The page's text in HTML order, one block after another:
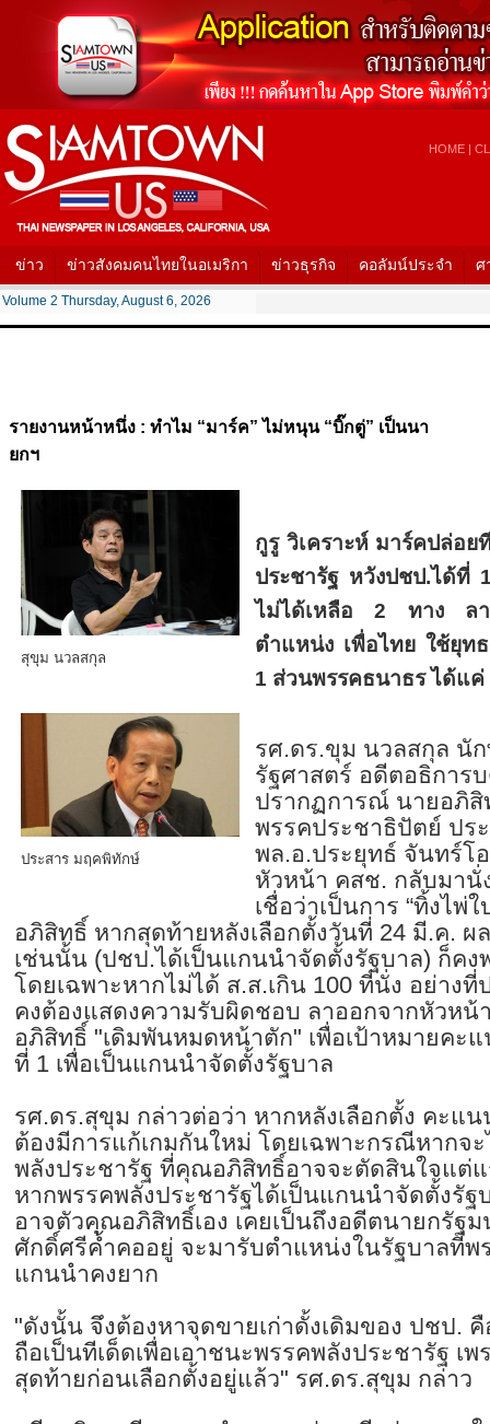
HOME |
ข่าว ข่าวสังคมคนไทยในอเมริกา ข่าวธุรกิจ คอลัมน์ประจำ ศ
Volume 2 Thursday, August 6, 2026
รายงานหน้าหนึ่ง : ทำไม “มาร์ค” ไม่หนุน “บิ๊กตู่” เป็นนา
ยกฯ
สุขุม นวลสกุล
ประสาร มฤคพิทักษ์
กูรู วิเคราะห์ มาร์คปล่อ
ประชารัฐ หวังปชป.ได้ที่
ไม่ได้เหลือ 2 ทาง ลา
ตำแหน่ง เพื่อไทย ใช้ยุท
1 ส่วนพรรคธนาธร ได้แ
รศ.ดร.ขุม นวลสกุล นั
รัฐศาสตร์ อดีตอธิการ
ปรากฏการณ์ นายอภิสิ
พรรคประชาธิปัตย์ ปร
พล.อ.ประยุทธ์ จันทร์โ
หัวหน้า คสช. กลับมานั่
เชื่อว่าเป็นการ “ทิ้งไพ่
อภิสิทธิ์ หากสุดท้ายหลังเลือกตั้งวันที่ 24 มี.ค. ผ
เช่นนั้น (ปชป.ได้เป็นแกนนำจัดตั้งรัฐบาล) ก็ค
โดยเฉพาะหากไม่ได้ ส.ส.เกิน 100 ที่นั่ง อย่าง
คงต้องแสดงความรับผิดชอบ ลาออกจากหัวหน้
อภิสิทธิ์ "เดิมพันหมดหน้าตัก" เพื่อเป้าหมายคะ
ที่ 1 เพื่อเป็นแกนนำจัดตั้งรัฐบาล
รศ.ดร.สุขุม กล่าวต่อว่า หากหลังเลือกตั้ง คะแ
ต้องมีการแก้เกมกันใหม่ โดยเฉพาะกรณีหากจ
พลังประชารัฐ ที่คุณอภิสิทธิ์อาจจะตัดสินใจแต่
หากพรรคพลังประชารัฐได้เป็นแกนนำจัดตั้งรัฐ
อาจตัวคุณอภิสิทธิ์เอง เคยเป็นถึงอดีตนายกรัฐ
ศักดิ์ศรีค้ำคออยู่ จะมารับตำแหน่งในรัฐบาลที่พ
แกนนำคงยาก
"ดังนั้น จึงต้องหาจุดขายเก่าดั้งเดิมของ ปชป.
ถือเป็นทีเด็ดเพื่อเอาชนะพรรคพลังประชารัฐ เพ
สุดท้ายก่อนเลือกตั้งอยู่แล้ว" รศ.ดร.สุขุม กล่าว